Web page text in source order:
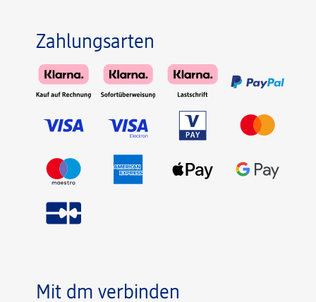
Zahlungsarten
Mit dm verbinden